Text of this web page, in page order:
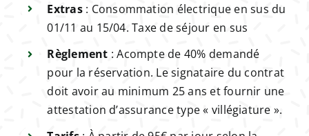
Extras : Consommation électrique en sus du
01/11 au 15/04. Taxe de séjour en sus
Règlement : Acompte de 40% demandé
pour la réservation. Le signataire du contrat
doit avoir au minimum 25 ans et fournir une
attestation d’assurance type « villégiature ».